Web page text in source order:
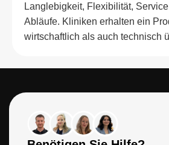
Langlebigkeit, Flexibilität,
Abläufe. Kliniken erhalten ein
wirtschaftlich als auch technisch